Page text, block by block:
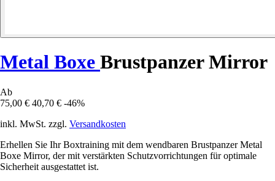
Metal Boxe Brustpanzer Mirror
Ab
75,00 € 40,70 € -46%
inkl. MwSt. zzgl. Versandkosten
Erhellen Sie Ihr Boxtraining mit dem wendbaren Brustpanzer Metal
Boxe Mirror, der mit verstärkten Schutzvorrichtungen für optimale
Sicherheit ausgestattet ist.